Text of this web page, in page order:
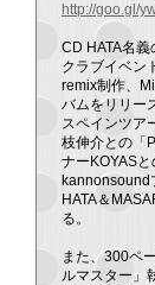
http://goo.gl/
CD HATA名義
クラブイベン
remix制作、
バムをリリー
スペインツア
枝伸介との「
ナーKOYASと
kannonsound
HATA＆
る。
また、300ペ
ルマスター」